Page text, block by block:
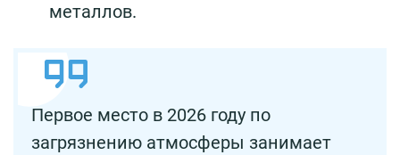
металлов.
Первое место в 2026 году по
загрязнению атмосферы занимает